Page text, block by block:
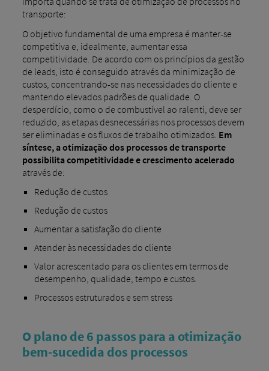
transporte:
O objetivo fundamental de uma empresa é manter-se
competitiva e, idealmente, aumentar essa
competitividade. De acordo com os princípios da gestão
de leads, isto é conseguido através da minimização de
custos, concentrando-se nas necessidades do cliente e
mantendo elevados padrões de qualidade. O
desperdício, como o de combustível ao ralenti, deve ser
reduzido, as etapas desnecessárias nos processos devem
ser eliminadas e os fluxos de trabalho otimizados. Em
síntese, a otimização dos processos de transporte
possibilita competitividade e crescimento acelerado
através de:
Redução de custos
Redução de custos
Aumentar a satisfação do cliente
Atender às necessidades do cliente
Valor acrescentado para os clientes em termos de
desempenho, qualidade, tempo e custos.
Processos estruturados e sem stress
O plano de 6 passos para a otimização
bem-sucedida dos processos